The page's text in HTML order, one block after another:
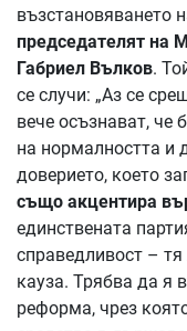
възстановяването
председателят на
Габриел Вълков.
се случи: „Аз се
вече осъзнават, че
на нормалността и
доверието, което
също акцентира
единствената
справедливост –
кауза. Трябва да я
реформа, чрез